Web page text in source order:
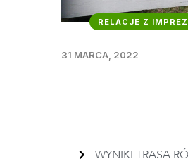
RELACJE Z IMPREZ
31 MARCA, 2022
WYNIKI TRASA